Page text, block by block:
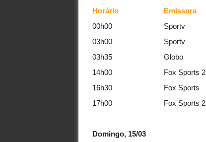
Horário
Emissora
00h00
Sportv
03h00
Sportv
03h35
Globo
14h00
Fox Sports 2
16h30
Fox Sports
17h00
Fox Sports 2
Domingo, 15/03